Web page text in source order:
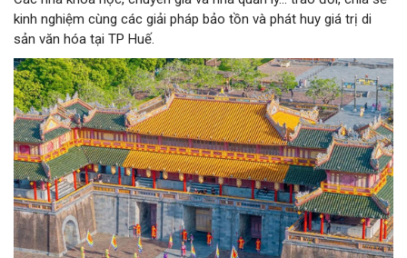
kinh nghiệm cùng các giải pháp bảo tồn và phát huy giá trị di
sản văn hóa tại TP Huế.